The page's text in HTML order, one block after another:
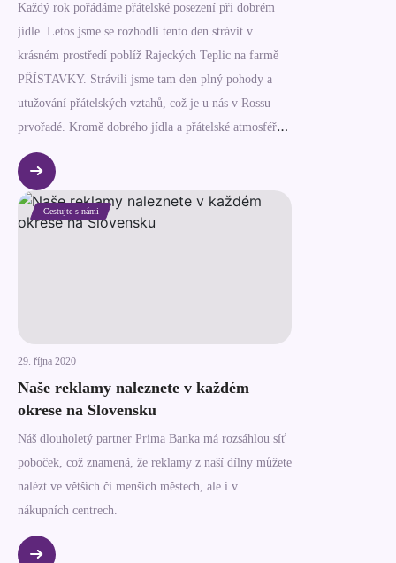
aranžérského grafického studia. Vzdělávání, které
probíhá, vzhledem k současné situaci, i v méně
komfortním čase, ukončíme letos na podzim.
Každý rok pořádáme přátelské posezení při dobrém
jídle. Letos jsme se rozhodli tento den strávit v
krásném prostředí poblíž Rajeckých Teplic na farmě
PŘÍSTAVKY. Strávili jsme tam den plný pohody a
utužování přátelských vztahů, což je u nás v Rossu
prvořadé. Kromě dobrého jídla a přátelské atmosféře
měli všichni pozváni možnost zajezdit na koni nebo
strávit čas sportovními aktivitami.
Cestujte s námi
29. října 2020
Naše reklamy naleznete v každém
okrese na Slovensku
Náš dlouholetý partner Prima Banka má rozsáhlou síť
poboček, což znamená, že reklamy z naší dílny můžete
nalézt ve větších či menších městech, ale i v
nákupních centrech.